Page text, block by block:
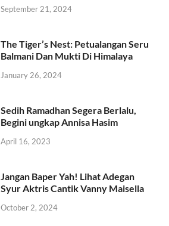
September 21, 2024
The Tiger’s Nest: Petualangan Seru
Balmani Dan Mukti Di Himalaya
January 26, 2024
Sedih Ramadhan Segera Berlalu,
Begini ungkap Annisa Hasim
April 16, 2023
Jangan Baper Yah! Lihat Adegan
Syur Aktris Cantik Vanny Maisella
October 2, 2024